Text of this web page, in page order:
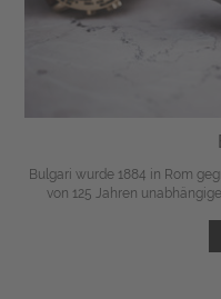
Bulgari wurde 1884 in Rom
von 125 Jahren